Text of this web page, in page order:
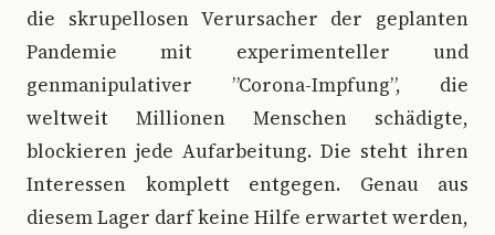
die skrupellosen Verursacher der geplanten
Pandemie mit experimenteller und
genmanipulativer ”Corona-Impfung”, die
weltweit Millionen Menschen schädigte,
blockieren jede Aufarbeitung. Die steht ihren
Interessen komplett entgegen. Genau aus
diesem Lager darf keine Hilfe erwartet werden,